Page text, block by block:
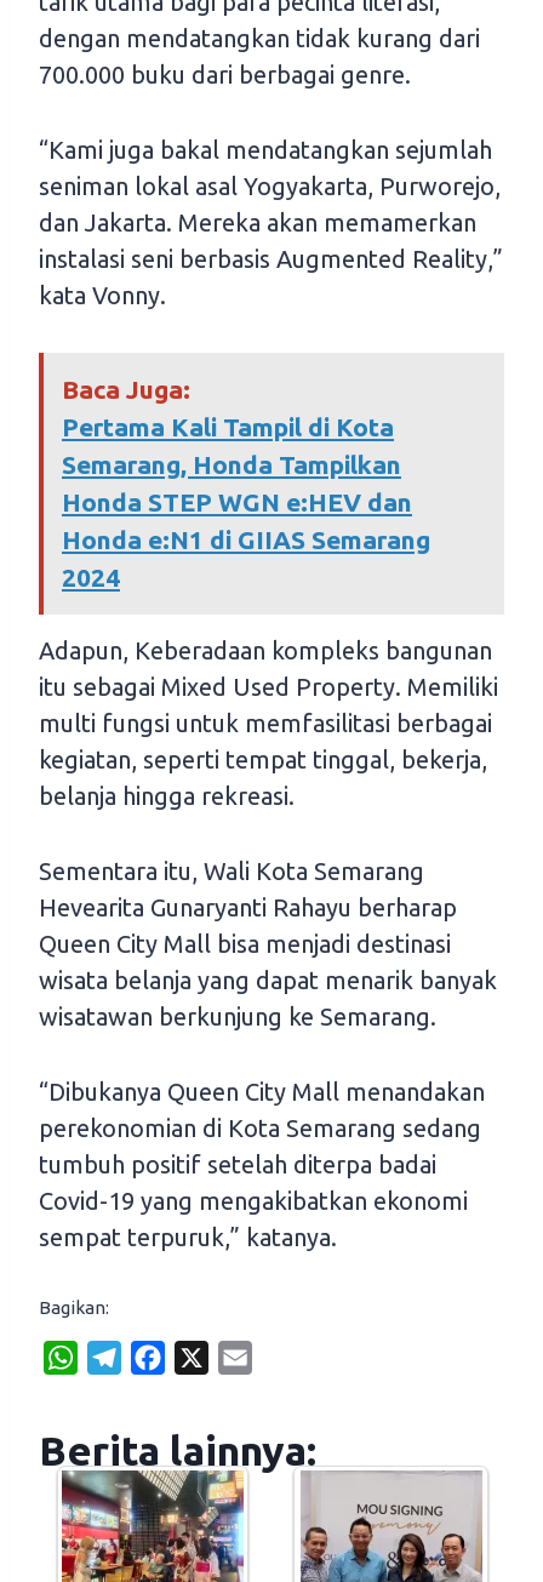
dengan mendatangkan tidak kurang dari
700.000 buku dari berbagai genre.
“Kami juga bakal mendatangkan sejumlah
seniman lokal asal Yogyakarta, Purworejo,
dan Jakarta. Mereka akan memamerkan
instalasi seni berbasis Augmented Reality,”
kata Vonny.
Baca Juga:
Pertama Kali Tampil di Kota
Semarang, Honda Tampilkan
Honda STEP WGN e:HEV dan
Honda e:N1 di GIIAS Semarang
2024
Adapun, Keberadaan kompleks bangunan
itu sebagai Mixed Used Property. Memiliki
multi fungsi untuk memfasilitasi berbagai
kegiatan, seperti tempat tinggal, bekerja,
belanja hingga rekreasi.
Sementara itu, Wali Kota Semarang
Hevearita Gunaryanti Rahayu berharap
Queen City Mall bisa menjadi destinasi
wisata belanja yang dapat menarik banyak
wisatawan berkunjung ke Semarang.
“Dibukanya Queen City Mall menandakan
perekonomian di Kota Semarang sedang
tumbuh positif setelah diterpa badai
Covid-19 yang mengakibatkan ekonomi
sempat terpuruk,” katanya.
Bagikan:
W
t
s
A
p
e
g
r
a
e
b
o
o
i
Berita lainnya: